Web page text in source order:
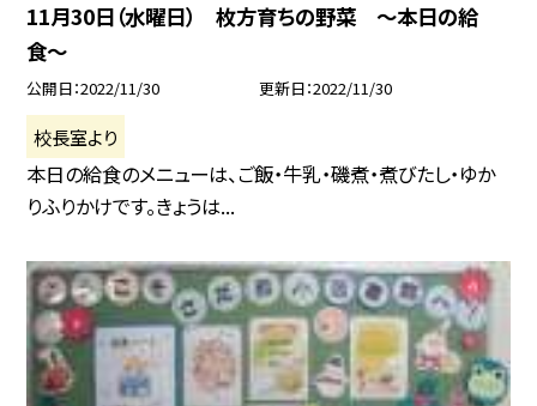
11月30日（水曜日） 枚方育ちの野菜 〜本日の給
食〜
公開日 2022/11/30 更新日 2022/11/30
校長室より
本日の給食のメニューは、ご飯・牛乳・磯煮・煮びたし・ゆか
りふりかけです。きょうは...